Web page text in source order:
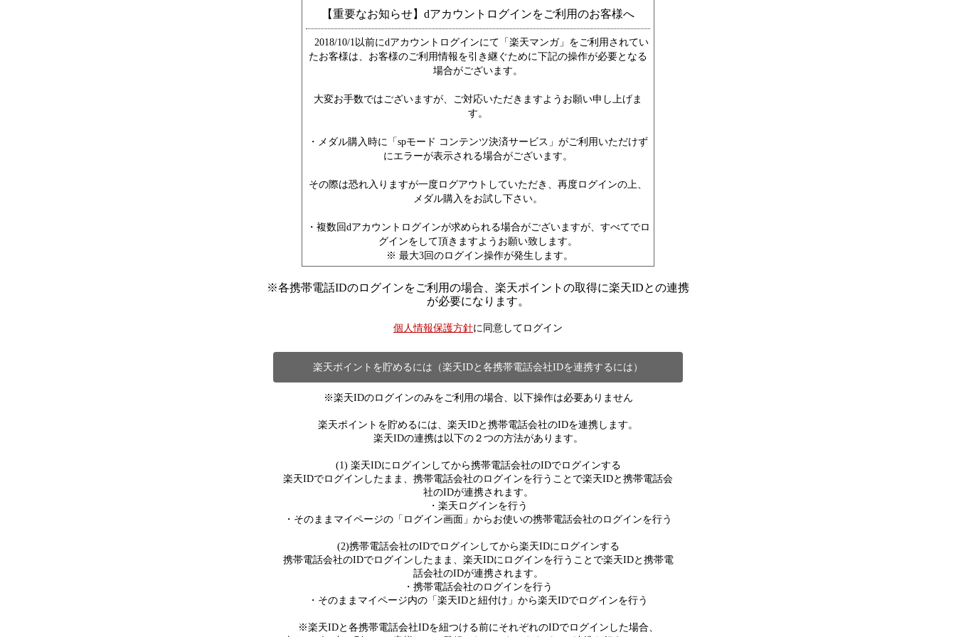
【重要なお知らせ】dアカウントログインをご利用のお客様へ
2018/10/1以前にdアカウントログインにて「楽天マンガ」をご利用されてい
たお客様は、お客様のご利用情報を引き継ぐために下記の操作が必要となる
場合がございます。
大変お手数ではございますが、ご対応いただきますようお願い申し上げま
す。
・メダル購入時に「spモード コンテンツ決済サービス」がご利用いただけず
にエラーが表示される場合がございます。
その際は恐れ入りますが一度ログアウトしていただき、再度ログインの上、
メダル購入をお試し下さい。
・複数回dアカウントログインが求められる場合がございますが、すべてでロ
グインをして頂きますようお願い致します。
※ 最大3回のログイン操作が発生します。
※各携帯電話IDのログインをご利用の場合、楽天ポイントの取得に楽天IDとの連携
が必要になります。
個人情報保護方針に同意してログイン
楽天ポイントを貯めるには（楽天IDと各携帯電話会社IDを連携するには）
※楽天IDのログインのみをご利用の場合、以下操作は必要ありません
楽天ポイントを貯めるには、楽天IDと携帯電話会社のIDを連携します。
楽天IDの連携は以下の２つの方法があります。
(1) 楽天IDにログインしてから携帯電話会社のIDでログインする
楽天IDでログインしたまま、携帯電話会社のログインを行うことで楽天IDと携帯電話会
社のIDが連携されます。
・楽天ログインを行う
・そのままマイページの「ログイン画面」からお使いの携帯電話会社のログインを行う
(2)携帯電話会社のIDでログインしてから楽天IDにログインする
携帯電話会社のIDでログインしたまま、楽天IDにログインを行うことで楽天IDと携帯電
話会社のIDが連携されます。
・携帯電話会社のログインを行う
・そのままマイページ内の「楽天IDと紐付け」から楽天IDでログインを行う
※楽天IDと各携帯電話会社IDを紐つける前にそれぞれのIDでログインした場合、